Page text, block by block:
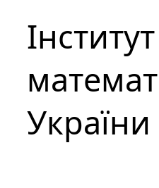
України